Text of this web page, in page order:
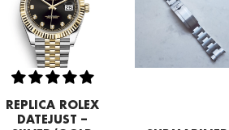
REPLICA ROLEX
DATEJUST –